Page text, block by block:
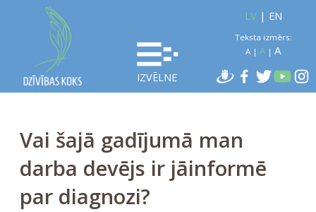
IZVĒLNE
LV| EN
Teksta izmērs:
A| A| A
Vai šajā gadījumā man
darba devējs ir jāinformē
par diagnozi?